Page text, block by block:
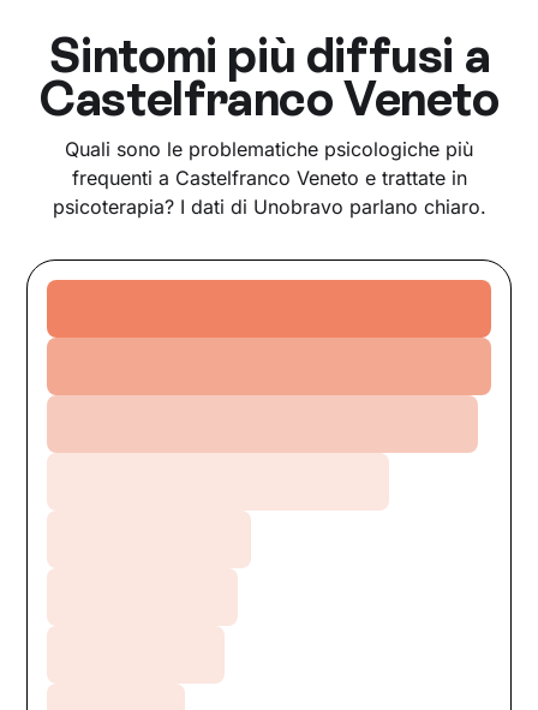
Sintomi più diffusi a
Castelfranco Veneto
Quali sono le problematiche psicologiche più
frequenti a Castelfranco Veneto e trattate in
psicoterapia? I dati di Unobravo parlano chiaro.